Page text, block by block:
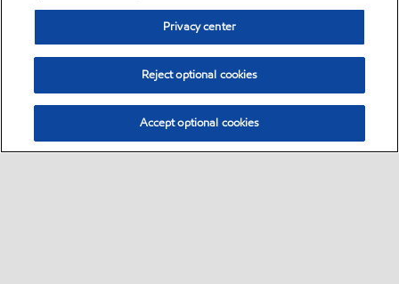
Privacy center
Reject optional cookies
Accept optional cookies